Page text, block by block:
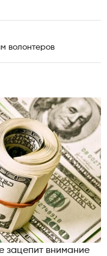
волонтеров
зацепит внимание